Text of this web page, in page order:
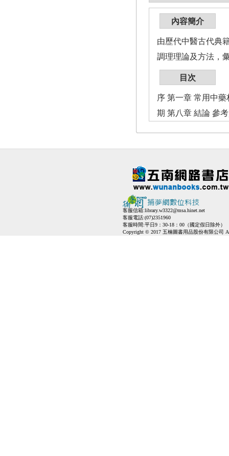
內容簡介
由歷代中醫古代典
調理理論及方法，
目次
序 第一章 常用中
期 第八章 結論 參
客服信箱:library.w3322@msa.hinet.net
客服電話:(07)2351960
客服時間:平日9：30-18：00（國定假日除外）
Copyright © 2017 五楠圖書用品股份有限公司